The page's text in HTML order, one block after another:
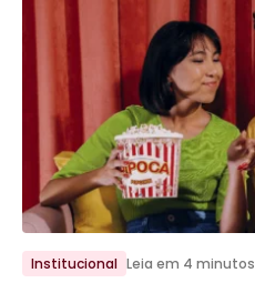
Institucional Leia em 4 minutos